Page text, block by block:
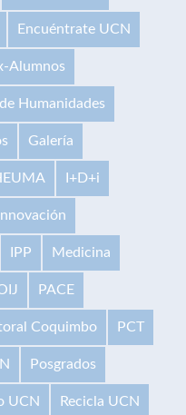
Encuéntrate UCN
Alumnos
Humanidades
Galería
I+D+i
Innovación
IPP Medicina
PACE
Coquimbo PCT
Posgrados
UCN Recicla UCN